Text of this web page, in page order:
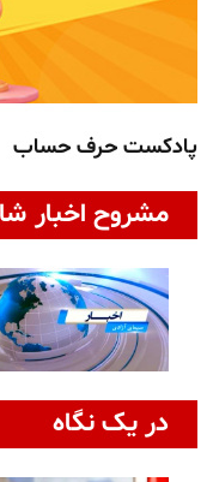
پادکست حرف حساب
مشروح اخبار
در یک نگاه